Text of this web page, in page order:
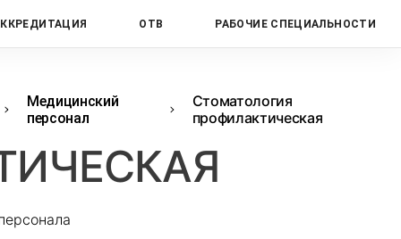
ОТВ РАБОЧИЕ СПЕЦИАЛЬНОСТИ
Медицинский
персонал
Стоматология
профилактическая